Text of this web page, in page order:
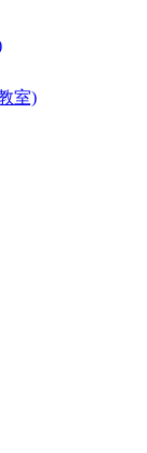
室)